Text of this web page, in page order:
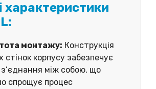
характеристики
монтажу: Конструкція
стінок корпусу забезпечує
з’єднання між собою, що
спрощує процес